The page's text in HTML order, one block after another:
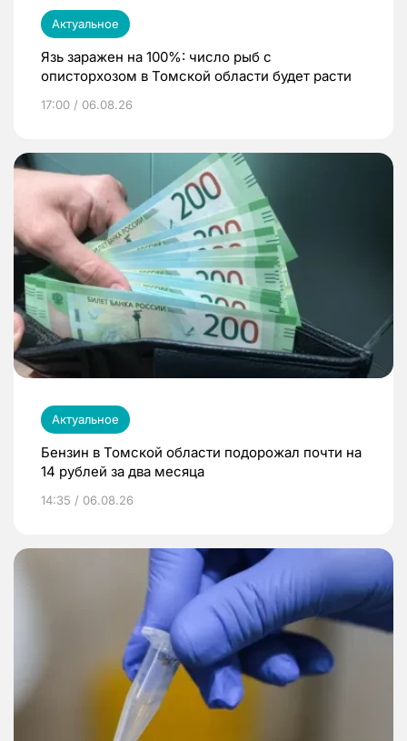
Актуальное
Язь заражен на 100%: число рыб с
описторхозом в Томской области будет расти
17:00 / 06.08.26
Актуальное
Бензин в Томской области подорожал почти на
14 рублей за два месяца
14:35 / 06.08.26